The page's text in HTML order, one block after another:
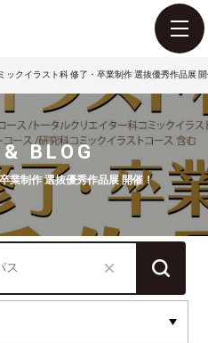
ックイラスト科 修了・卒業制作 選抜優秀作品展
BLOG
業制作 選抜優秀作品展 開催！